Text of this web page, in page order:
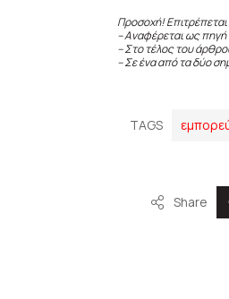
Προσοχή!
– Αναφέρεται ως πηγή
– Στο τέλος του
– Σε ένα από τα δύο
TAGS
Share